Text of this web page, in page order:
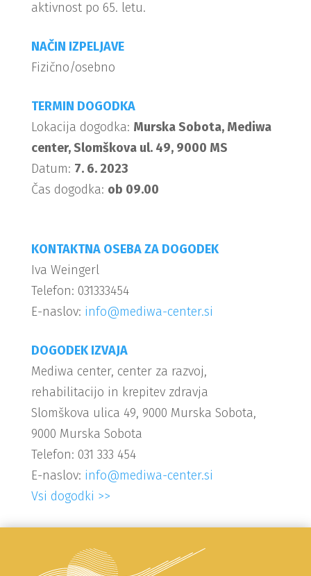
aktivnost po 65. letu.
NAČIN IZPELJAVE
Fizično/osebno
TERMIN DOGODKA
Lokacija dogodka: Murska Sobota, Mediwa
center, Slomškova ul. 49, 9000 MS
Datum: 7. 6. 2023
Čas dogodka: ob 09.00
KONTAKTNA OSEBA ZA DOGODEK
Iva Weingerl
Telefon: 031333454
E-naslov: info@mediwa-center.si
DOGODEK IZVAJA
Mediwa center, center za razvoj,
rehabilitacijo in krepitev zdravja
Slomškova ulica 49, 9000 Murska Sobota,
9000 Murska Sobota
Telefon: 031 333 454
E-naslov: info@mediwa-center.si
Vsi dogodki >>